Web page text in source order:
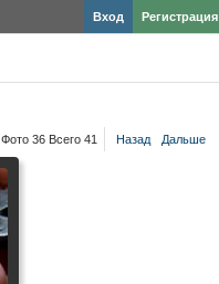
Регистрация
Вход
Фото 36 Всего 41 Назад Дальше